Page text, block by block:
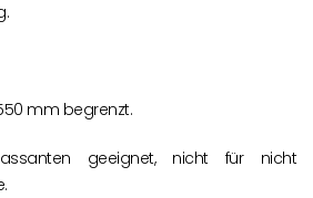
mm begrenzt.
geeignet, nicht für nicht